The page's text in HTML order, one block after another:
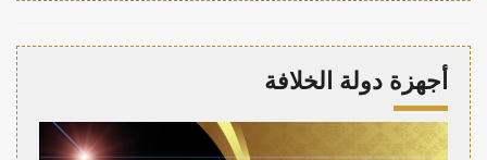
أجهزة دولة الخلافة